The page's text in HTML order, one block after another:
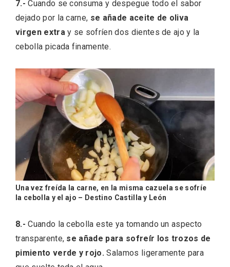
7.- Cuando se consuma y despegue todo el sabor
dejado por la carne, se añade aceite de oliva
virgen extra y se sofríen dos dientes de ajo y la
cebolla picada finamente.
Una vez freída la carne, en la misma cazuela se sofríe
la cebolla y el ajo – Destino Castilla y León
8.- Cuando la cebolla este ya tomando un aspecto
transparente, se añade para sofreír los trozos de
pimiento verde y rojo. Salamos ligeramente para
Fiesta de Primavera 2026 en la Ruta del
Vino de Cigales